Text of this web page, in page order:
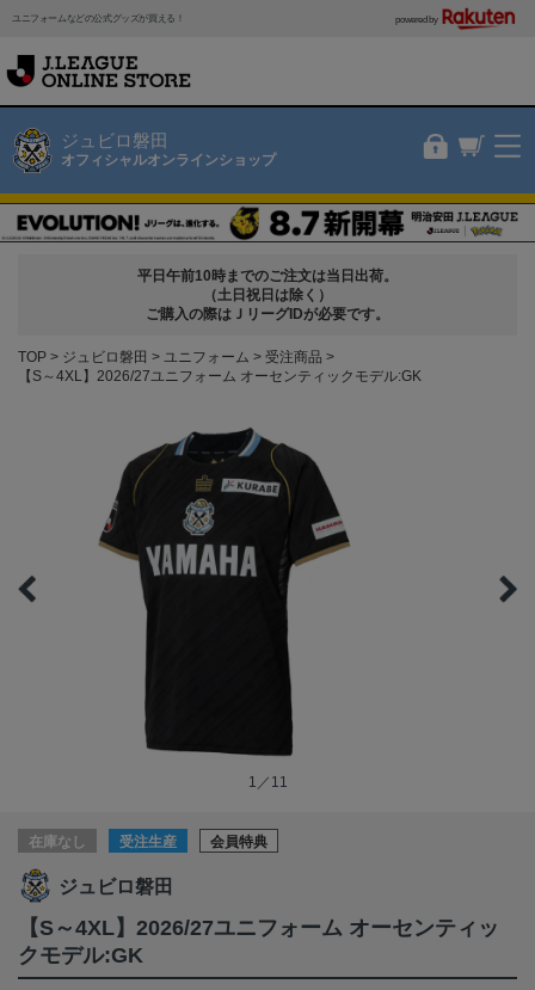
ユニフォームなどの公式グッズが買える！ powered by
ジュビロ磐田
オフィシャルオンラインショップ
平日午前10時までのご注文は当日出荷。
（土日祝日は除く）
ご購入の際はＪリーグIDが必要です。
TOP ジュビロ磐田 ユニフォーム
受注商品
【S～4XL】2026/27ユニフォーム オーセンティックモデル:GK
1／11
在庫なし 受注生産 会員特典
ジュビロ磐田
【S～4XL】2026/27ユニフォーム オーセンティッ
クモデル:GK